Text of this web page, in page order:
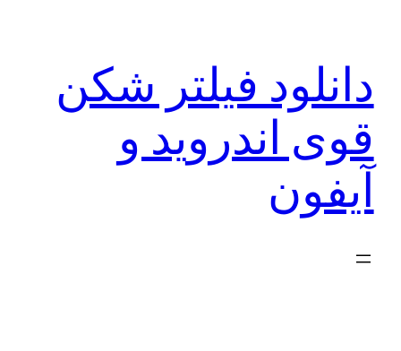
دانلود فیلتر شکن
قوی اندروید و
آیفون